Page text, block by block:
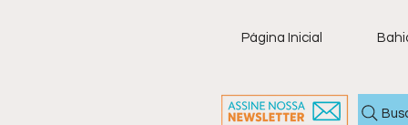
Página Inicial